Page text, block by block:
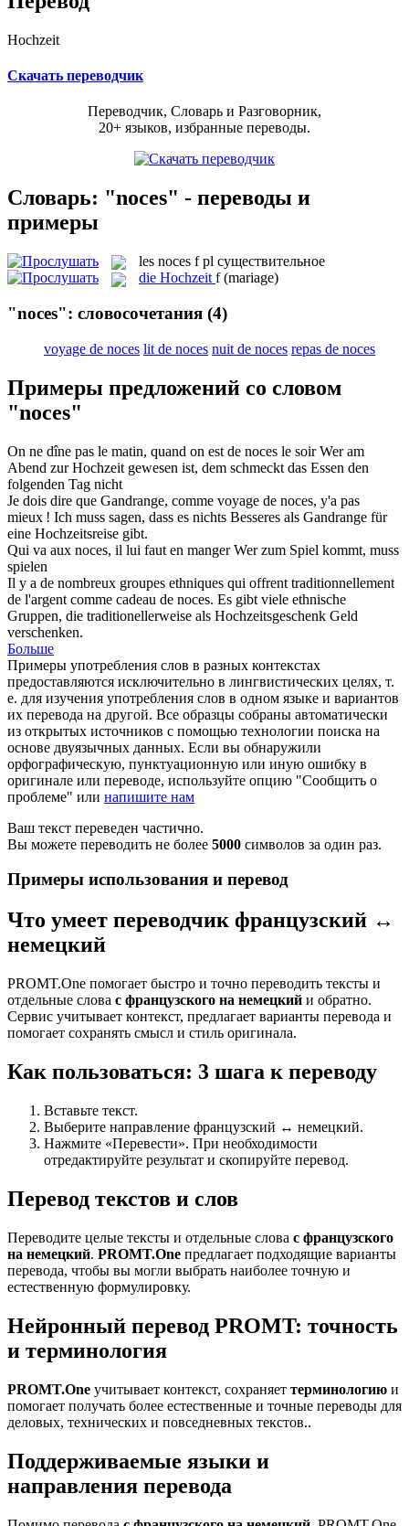
Hochzeit
Скачать переводчик
Переводчик, Словарь и Разговорник,
20+ языков, избранные переводы.
Словарь: "noces" - переводы и
примеры
les noces f pl существительное
die Hochzeit f (mariage)
"noces": словосочетания (4)
voyage de noces lit de noces nuit de noces repas de noces
Примеры предложений со словом
"noces"
On ne dîne pas le matin, quand on est de noces le soir Wer am
Abend zurHochzeit gewesen ist, dem schmeckt das Essen den
folgenden Tag nicht
Je dois dire que Gandrange, comme voyage de noces, y'a pas
mieux ! Ich muss sagen, dass es nichts Besseres als Gandrange für
eine Hochzeitsreise gibt.
Qui va aux noces, il lui faut en manger Wer zum Spiel kommt, muss
spielen
Il y a de nombreux groupes ethniques qui offrent traditionnellement
de l'argent comme cadeau de noces. Es gibt viele ethnische
Gruppen, die traditionellerweise als Hochzeitsgeschenk Geld
verschenken.
Больше
Примеры употребления слов в разных контекстах
предоставляются исключительно в лингвистических целях, т.
е. для изучения употребления слов в одном языке и вариантов
их перевода на другой. Все образцы собраны автоматически
из открытых источников с помощью технологии поиска на
основе двуязычных данных. Если вы обнаружили
орфографическую, пунктуационную или иную ошибку в
оригинале или переводе, используйте опцию "Сообщить о
проблеме" или напишите нам
Ваш текст переведен частично.
Вы можете переводить не более 5000 символов за один раз.
Примеры использования и перевод
Что умеет переводчик французский ↔
немецкий
PROMT.One помогает быстро и точно переводить тексты и
отдельные слова с французского на немецкий и обратно.
Сервис учитывает контекст, предлагает варианты перевода и
помогает сохранять смысл и стиль оригинала.
Как пользоваться: 3 шага к переводу
Вставьте текст.
Выберите направление французский ↔ немецкий.
Нажмите «Перевести». При необходимости
отредактируйте результат и скопируйте перевод.
Перевод текстов и слов
Переводите целые тексты и отдельные слова с французского
на немецкий. PROMT.One предлагает подходящие варианты
перевода, чтобы вы могли выбрать наиболее точную и
естественную формулировку.
Нейронный перевод PROMT: точность
и терминология
PROMT.One учитывает контекст, сохраняет терминологию и
помогает получать более естественные и точные переводы для
деловых, технических и повседневных текстов..
Поддерживаемые языки и
направления перевода